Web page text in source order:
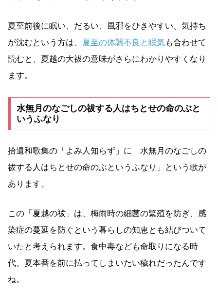
夏至前後に眠い、だるい、風邪をひきやすい、気持ち
が沈むという方は、 夏至の体調不良と眠気も合わせて
読むと、夏越の大祓の意味がさらにわかりやすくなり
ます。
水無月のなごしの祓する人はちとせの命のぶと
いうふなり
拾遺和歌集の「よみ人知らず」に「水無月のなごしの
祓する人はちとせの命のぶというふなり」という歌が
あります。
この「夏越の祓」は、梅雨時の細菌の繁殖を防ぎ、感
染症の蔓延を防ぐという暮らしの知恵とも結びついて
いたと考えられます。食中毒なども命取りになる時
代、夏本番を前に払ってしまいたい穢れだったんです
ね。